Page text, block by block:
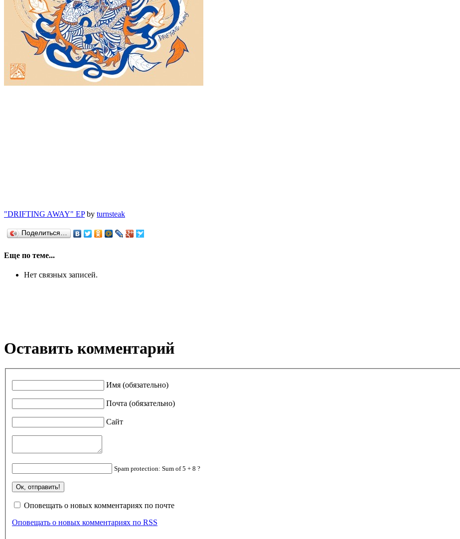
"DRIFTING AWAY" EPby turnsteak
Поделиться…
Еще по теме...
Нет связных записей.
Оставить комментарий
Имя (обязательно)
Почта (обязательно)
Сайт
Spam protection: Sum of 5 + 8 ?
Оповещать о новых комментариях по почте
Оповещать о новых комментариях по RSS